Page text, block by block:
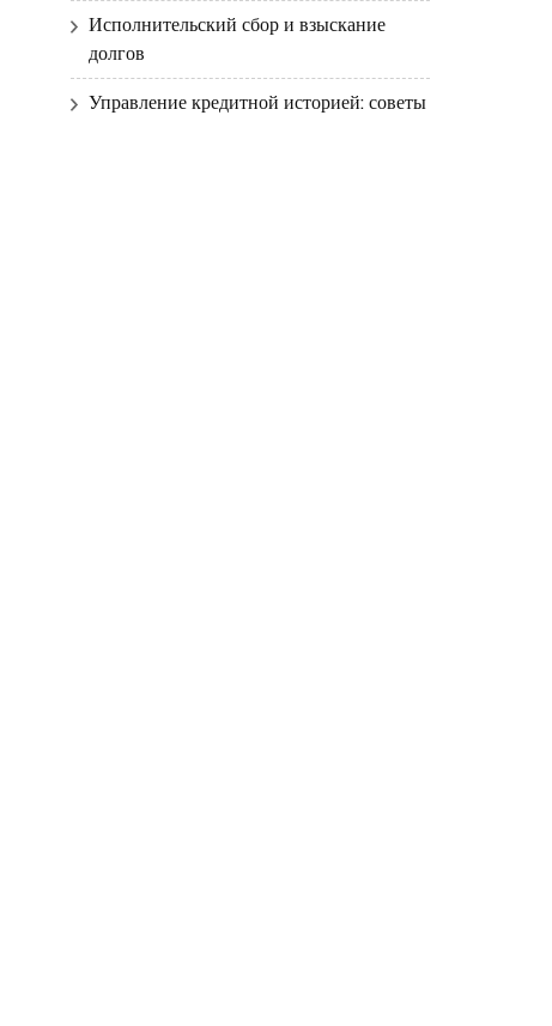
Исполнительский сбор и взыскание
долгов
Управление кредитной историей: советы